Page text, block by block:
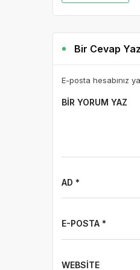
Bir Cevap Yaz
E-posta hesabınız
BIR YORUM YAZ
AD *
E-POSTA *
WEBSITE